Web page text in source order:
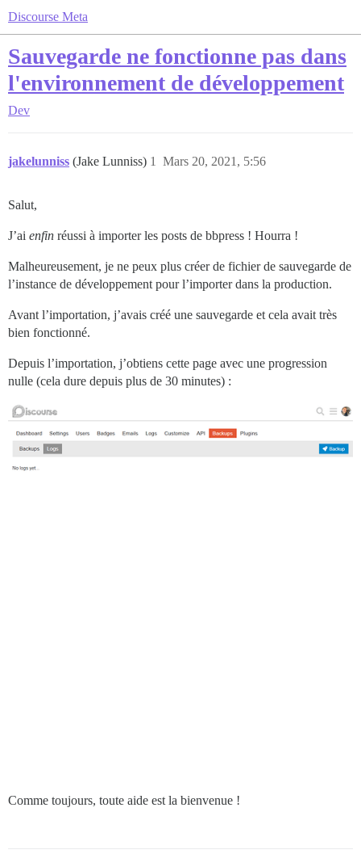
Discourse Meta
Sauvegarde ne fonctionne pas dans
l'environnement de développement
Dev
jakelunniss (Jake Lunniss) Mars 20, 2021, 5:56
1
Salut,
J’ai enfin réussi à importer les posts de bbpress ! Hourra !
Malheureusement, je ne peux plus créer de fichier de sauvegarde de
l’instance de développement pour l’importer dans la production.
Avant l’importation, j’avais créé une sauvegarde et cela avait très
bien fonctionné.
Depuis l’importation, j’obtiens cette page avec une progression
nulle (cela dure depuis plus de 30 minutes) :
Comme toujours, toute aide est la bienvenue !